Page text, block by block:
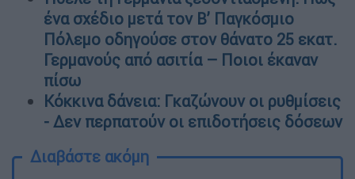
ένα σχέδιο μετά τον Β’ Παγκόσμιο
Πόλεμο οδηγούσε στον θάνατο 25 εκατ.
Γερμανούς από ασιτία – Ποιοι έκαναν
πίσω
Κόκκινα δάνεια: Γκαζώνουν οι ρυθμίσεις
- Δεν περπατούν οι επιδοτήσεις δόσεων
Διαβάστε ακόμη